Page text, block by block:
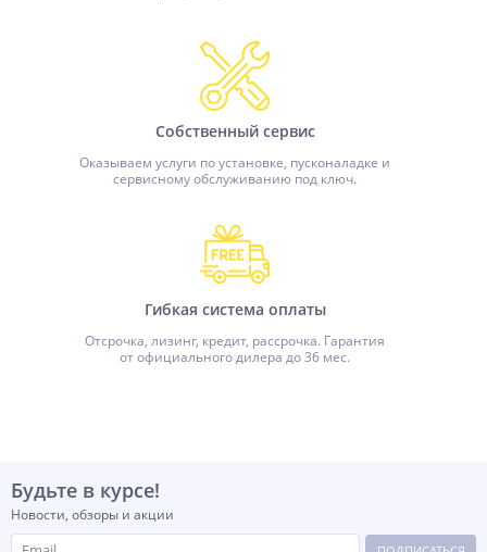
Собственный сервис
Оказываем услуги по установке, пусконаладке и
сервисному обслуживанию под ключ.
Гибкая система оплаты
Отсрочка, лизинг, кредит, рассрочка. Гарантия
от официального дилера до 36 мес.
Будьте в курсе!
Новости, обзоры и акции